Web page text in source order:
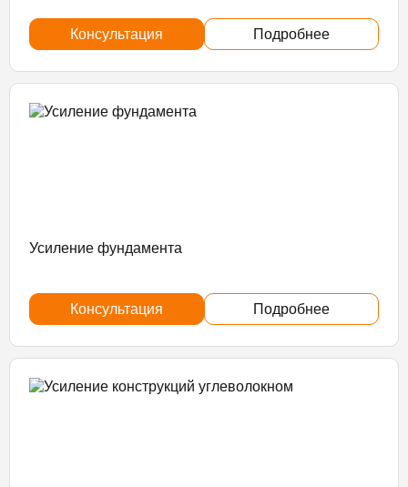
Консультация Подробнее
Усиление фундамента
Консультация Подробнее